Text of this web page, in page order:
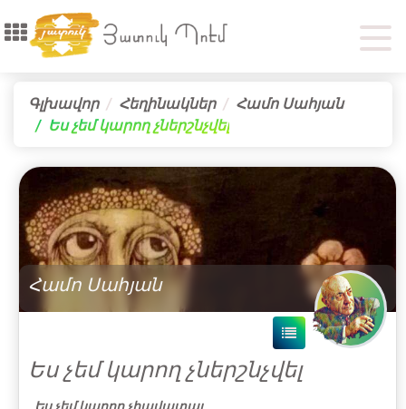
Գլխավոր Հեղինակներ
Համո Սահյան
Ես չեմ կարող չներշնչվել
Համո Սահյան
Ես չեմ կարող չներշնչվել
Ես չեմ կարող չհավատալ